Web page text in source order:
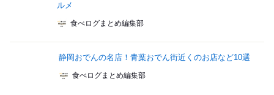
ルメ
食べログまとめ編集部
静岡おでんの名店！青葉おでん街近くのお店など10選
食べログまとめ編集部